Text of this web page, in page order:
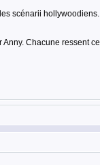
scénarii
Chacune ressent